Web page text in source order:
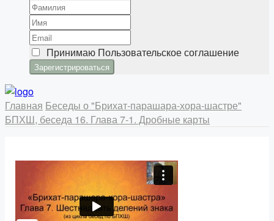
Принимаю Пользовательское соглашение
Главная Беседы о "Брихат-парашара-хора-шастре"
БПХШ, беседа 16. Глава 7-1. Дробные карты